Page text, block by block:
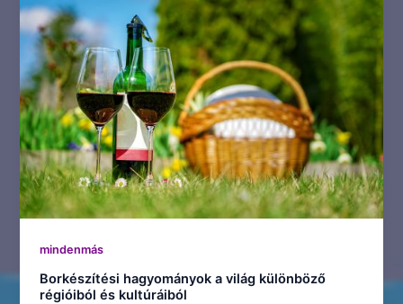
mindenmás
Borkészítési hagyományok a világ különböző
régióiból és kultúráiból